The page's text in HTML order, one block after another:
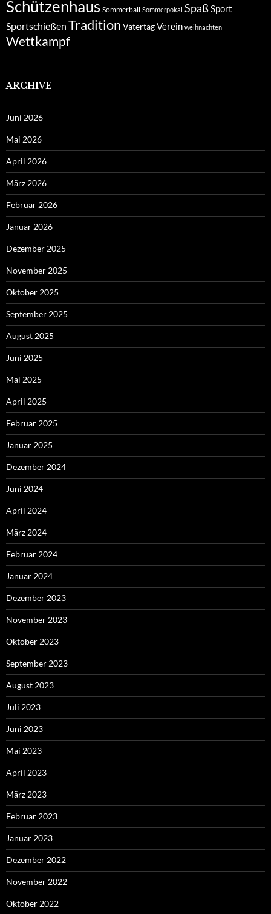
Schützenhaus Sommerball Sommerpokal SpaßSport
Sportschießen Tradition VatertagVerein weihnachten
Wettkampf
ARCHIVE
Juni 2026
Mai 2026
April 2026
März 2026
Februar 2026
Januar 2026
Dezember 2025
November 2025
Oktober 2025
September 2025
August 2025
Juni 2025
Mai 2025
April 2025
Februar 2025
Januar 2025
Dezember 2024
Juni 2024
April 2024
März 2024
Februar 2024
Januar 2024
Dezember 2023
November 2023
Oktober 2023
September 2023
August 2023
Juli 2023
Juni 2023
Mai 2023
April 2023
März 2023
Februar 2023
Januar 2023
Dezember 2022
November 2022
Oktober 2022